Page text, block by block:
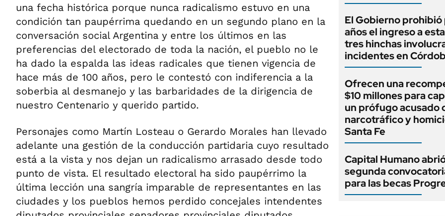
una fecha histórica porque nunca radicalismo estuvo en una
condición tan paupérrima quedando en un segundo plano en la
conversación social Argentina y entre los últimos en las
preferencias del electorado de toda la nación, el pueblo no le
ha dado la espalda las ideas radicales que tienen vigencia de
hace más de 100 años, pero le contestó con indiferencia a la
soberbia al desmanejo y las barbaridades de la dirigencia de
nuestro Centenario y querido partido.
Personajes como Martín Losteau o Gerardo Morales han llevado
adelante una gestión de la conducción partidaria cuyo resultado
está a la vista y nos dejan un radicalismo arrasado desde todo
punto de vista. El resultado electoral ha sido paupérrimo la
última lección una sangría imparable de representantes en las
ciudades y los pueblos hemos perdido concejales intendentes
El Gobierno
años el ingreso a
tres hinchas
incidentes en
Ofrecen una
$10 millones para
un prófugo acusado
narcotráfico y
Santa Fe
Capital Humano
segunda
para las becas